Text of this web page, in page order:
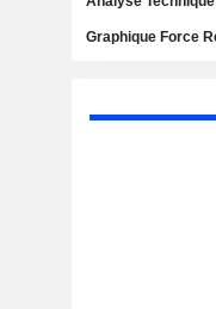
Graphique Force